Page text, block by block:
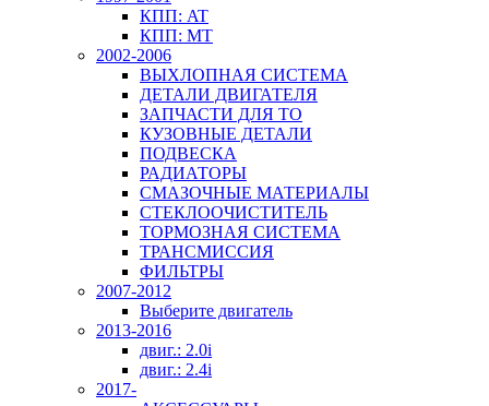
КПП: AT
КПП: MT
2002-2006
ВЫХЛОПНАЯ СИСТЕМА
ДЕТАЛИ ДВИГАТЕЛЯ
ЗАПЧАСТИ ДЛЯ ТО
КУЗОВНЫЕ ДЕТАЛИ
ПОДВЕСКА
РАДИАТОРЫ
СМАЗОЧНЫЕ МАТЕРИАЛЫ
СТЕКЛООЧИСТИТЕЛЬ
ТОРМОЗНАЯ СИСТЕМА
ТРАНСМИССИЯ
ФИЛЬТРЫ
2007-2012
Выберите двигатель
2013-2016
двиг.: 2.0i
двиг.: 2.4i
2017-